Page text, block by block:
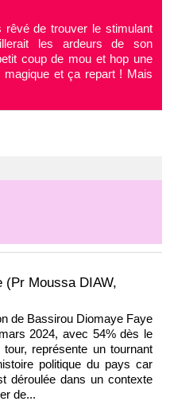
rêvé de trouver le stimulant
les ardeurs de son
coup de mou et hop une
magique et ça repart ! Mais
(Pr Moussa DIAW,
de Bassirou Diomaye Faye
2024, avec 54% dès le
tour, représente un tournant
politique du pays car
déroulée dans un contexte
de...